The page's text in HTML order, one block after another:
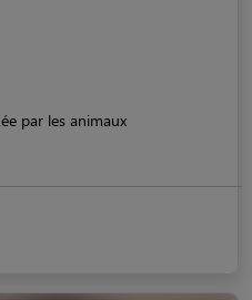
par les animaux